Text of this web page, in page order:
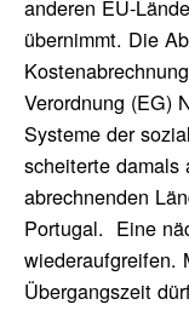
anderen EU-
übernimmt. Die
Verordnung (EG)
Systeme der
scheiterte damals
abrechnenden
Portugal. Eine
wiederaufgreifen.
Übergangszeit